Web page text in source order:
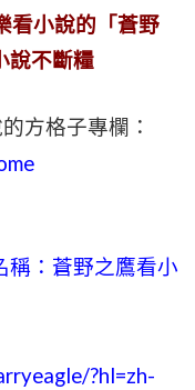
看小說的「蒼野
說不斷糧
方格子專欄：
：蒼野之鷹看小
?hl=zh-